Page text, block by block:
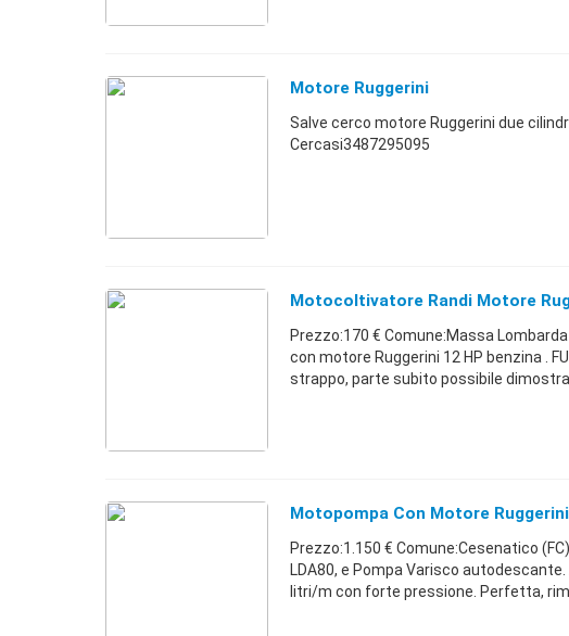
Motore Ruggerini
Salve cerco motore Ruggerini due
Cercasi3487295095
Motocoltivatore Randi Motore
Prezzo:170 € Comune:Massa
con motore Ruggerini 12 HP benzina .
strappo, parte subito possibile dimostraz
Motopompa Con Motore Ruggerini
Prezzo:1.150 € Comune:Cesenatico
LDA80, e Pompa Varisco
litri/m con forte pressione. Perfetta,